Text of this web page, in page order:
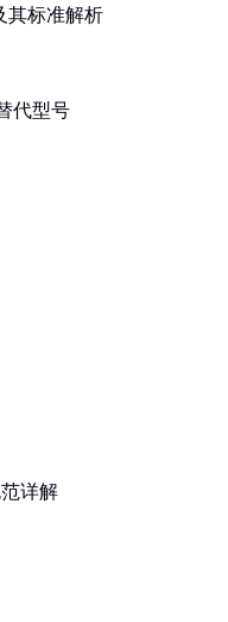
其标准解析
代型号
详解